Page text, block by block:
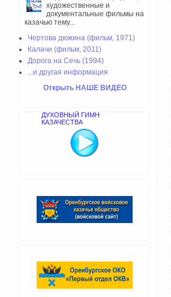
художественные и
документальные фильмы на
казачью тему...
Чертова дюжина (фильм, 1971)
Калачи (фильм, 2011)
Дорога на Сечь (1994)
...и другая информация
Открыть НАШЕ ВИДЕО
ДУХОВНЫЙ ГИМН
КАЗАЧЕСТВА